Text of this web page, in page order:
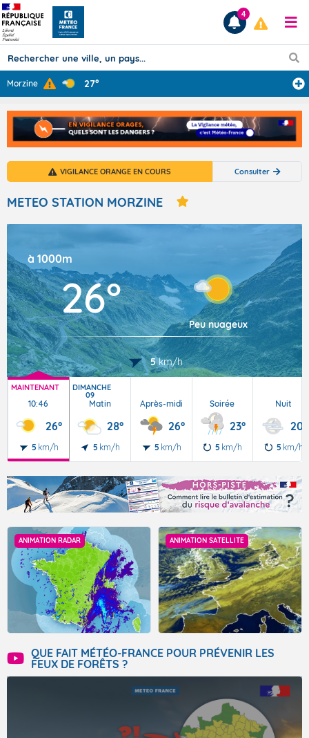
Prévisions
TOUS LES RÉSULTATS
Articles
4
Morzine 27°
VIGILANCE ORANGE EN COURS Consulter
METEO STATION MORZINE
à 1000m
26°
Peu nuageux
5 km/h
MAINTENANT
10:46
26°
5 km/h
DIMANCHE
09
Matin
28°
5 km/h
Après-midi
26°
5 km/h
Soirée
23°
5 km/h
Nuit
20°
5 km/h
ANIMATION RADAR ANIMATION SATELLITE
QUE FAIT MÉTÉO-FRANCE POUR PRÉVENIR LES
FEUX DE FORÊTS ?